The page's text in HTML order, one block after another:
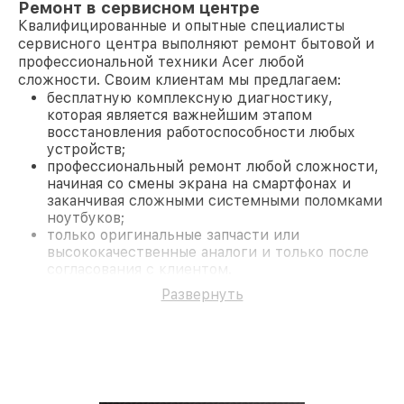
Ремонт в сервисном центре
Квалифицированные и опытные специалисты
сервисного центра выполняют ремонт бытовой и
профессиональной техники Acer любой
сложности. Своим клиентам мы предлагаем:
бесплатную комплексную диагностику,
которая является важнейшим этапом
восстановления работоспособности любых
устройств;
профессиональный ремонт любой сложности,
начиная со смены экрана на смартфонах и
заканчивая сложными системными поломками
ноутбуков;
только оригинальные запчасти или
высококачественные аналоги и только после
согласования с клиентом.
На все работы и замененные комплектующие
предоставляется длительная гарантия. В случае
Развернуть